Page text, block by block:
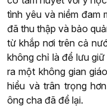
tình yêu và niềm đam
đã thu thập và bảo
từ khắp nơi trên cả
không chỉ là để lưu
ra một không gian
hiểu và trân trọng
ông cha đã để lại.